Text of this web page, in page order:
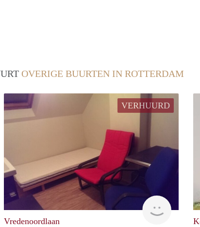
OVERIGE BUURTEN IN ROTTERDAM
VERHUURD
Vredenoordlaan